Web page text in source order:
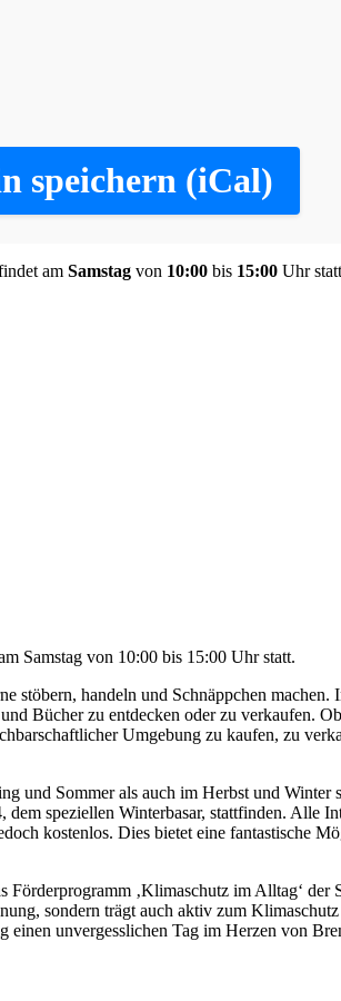
speichern (iCal)
am Samstag von 10:00 bis 15:00 Uhr
Samstag von 10:00 bis 15:00 Uhr statt.
handeln und Schnäppchen
Bücher zu entdecken oder zu verkaufen.
Umgebung zu kaufen, zu
und Sommer als auch im Herbst und
speziellen Winterbasar, stattfinden. Alle
kostenlos. Dies bietet eine fantastische
‚Klimaschutz im Alltag‘
sondern trägt auch aktiv zum
unvergesslichen Tag im Herzen von